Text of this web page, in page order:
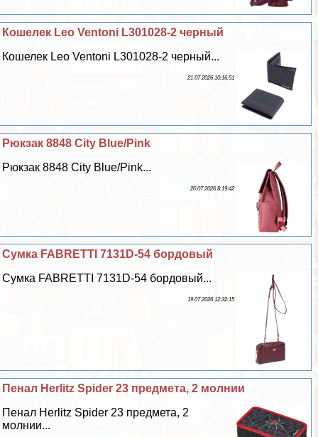
Кошелек Leo Ventoni L301028-2 черный
Кошелек Leo Ventoni L301028-2 черный...
21 07 2026 10:16:51
Рюкзак 8848 City Blue/Pink
Рюкзак 8848 City Blue/Pink...
20 07 2026 8:19:42
Сумка FABRETTI 7131D-54 бордовый
Сумка FABRETTI 7131D-54 бордовый...
19 07 2026 12:32:15
Пенал Herlitz Spider 23 предмета, 2 молнии
Пенал Herlitz Spider 23 предмета, 2
молнии...